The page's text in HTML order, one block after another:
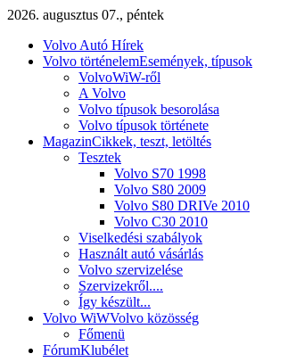
2026. augusztus 07., péntek
Volvo Autó Hírek
Volvo történelemEsemények, típusok
VolvoWiW-ről
A Volvo
Volvo típusok besorolása
Volvo típusok története
MagazinCikkek, teszt, letöltés
Tesztek
Volvo S70 1998
Volvo S80 2009
Volvo S80 DRIVe 2010
Volvo C30 2010
Viselkedési szabályok
Használt autó vásárlás
Volvo szervizelése
Szervizekről....
Így készült...
Volvo WiWVolvo közösség
Főmenü
FórumKlubélet